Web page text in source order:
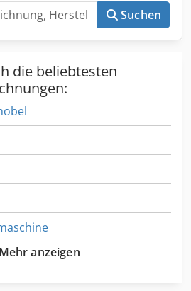
Suchen
die beliebtesten
Mehr anzeigen